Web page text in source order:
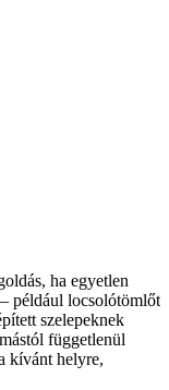
ha egyetlen
például locsolótömlőt
szelepeknek
függetlenül
kívánt helyre,